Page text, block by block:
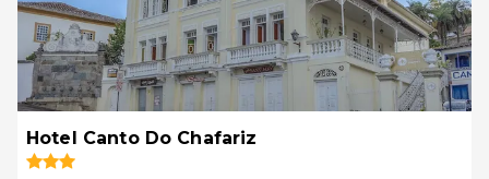
Hotel Canto Do Chafariz